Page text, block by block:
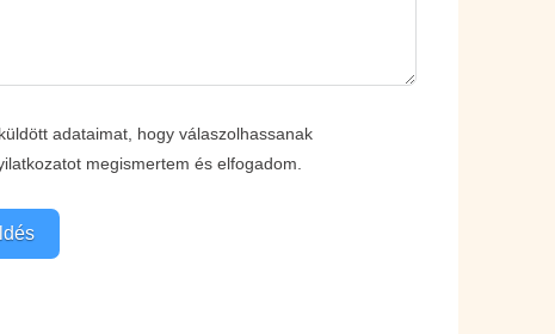
adataimat, hogy válaszolhassanak
megismertem és elfogadom.